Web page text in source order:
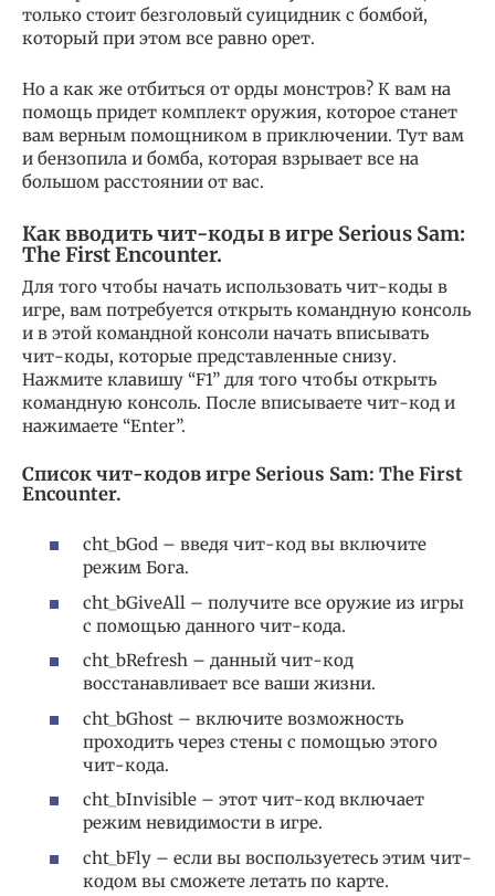
только стоит безголовый суицидник с бомбой,
который при этом все равно орет.
Но а как же отбиться от орды монстров? К вам на
помощь придет комплект оружия, которое станет
вам верным помощником в приключении. Тут вам
и бензопила и бомба, которая взрывает все на
большом расстоянии от вас.
Как вводить чит-коды в игре Serious Sam:
The First Encounter.
Для того чтобы начать использовать чит-коды в
игре, вам потребуется открыть командную консоль
и в этой командной консоли начать вписывать
чит-коды, которые представленные снизу.
Нажмите клавишу “F1” для того чтобы открыть
командную консоль. После вписываете чит-код и
нажимаете “Enter”.
Список чит-кодов игре Serious Sam: The First
Encounter.
cht_bGod – введя чит-код вы включите
режим Бога.
cht_bGiveAll – получите все оружие из игры
с помощью данного чит-кода.
cht_bRefresh – данный чит-код
восстанавливает все ваши жизни.
cht_bGhost – включите возможность
проходить через стены с помощью этого
чит-кода.
cht_bInvisible – этот чит-код включает
режим невидимости в игре.
cht_bFly – если вы воспользуетесь этим чит-
кодом вы сможете летать по карте.